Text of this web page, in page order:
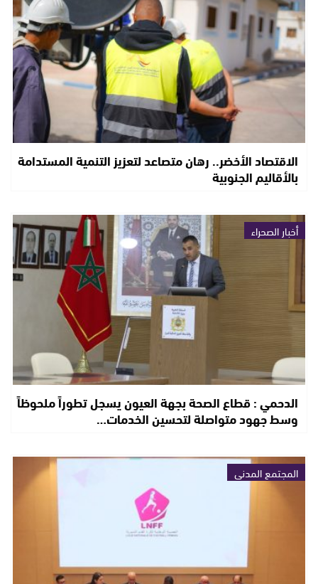
الاقتصاد الأخضر.. رهان متصاعد لتعزيز التنمية المستدامة
بالأقاليم الجنوبية
أخبار الصحراء
الدحمي : قطاع الصحة بجهة العيون يسجل تطوراً ملحوظاً
وسط جهود متواصلة لتحسين الخدمات…
المجتمع المدني